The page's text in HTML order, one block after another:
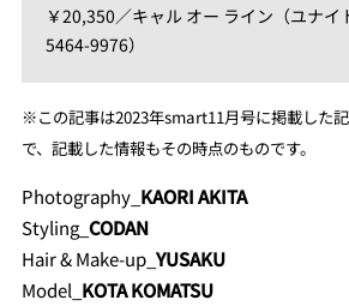
￥20,350／キャル オー ライン（ユナ
5464-9976）
※この記事は2023年smart11月号に掲載した
で、記載した情報もその時点のものです。
Photography_ KAORI AKITA
Styling_ CODAN
Hair & Make-up_ YUSAKU
Model_ KOTA KOMATSU